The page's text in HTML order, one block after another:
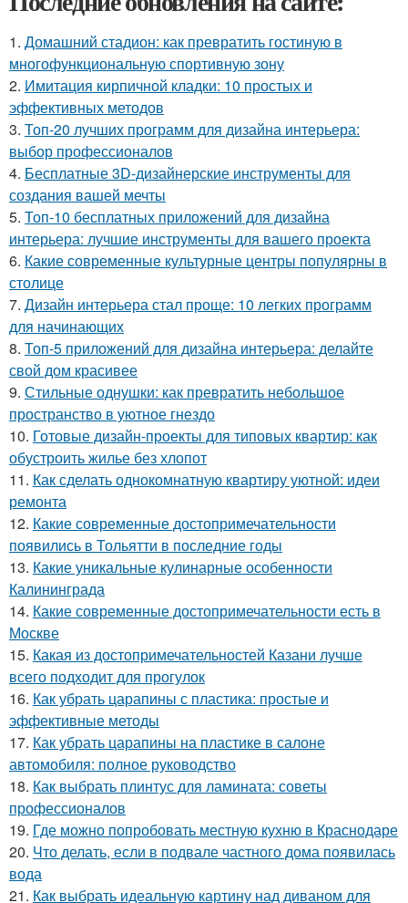
1. Домашний стадион: как превратить гостиную в
многофункциональную спортивную зону
2. Имитация кирпичной кладки: 10 простых и
эффективных методов
3. Топ-20 лучших программ для дизайна интерьера:
выбор профессионалов
4. Бесплатные 3D-дизайнерские инструменты для
создания вашей мечты
5. Топ-10 бесплатных приложений для дизайна
интерьера: лучшие инструменты для вашего проекта
6. Какие современные культурные центры популярны в
столице
7. Дизайн интерьера стал проще: 10 легких программ
для начинающих
8. Топ-5 приложений для дизайна интерьера: делайте
свой дом красивее
9. Стильные однушки: как превратить небольшое
пространство в уютное гнездо
10. Готовые дизайн-проекты для типовых квартир: как
обустроить жилье без хлопот
11. Как сделать однокомнатную квартиру уютной: идеи
ремонта
12. Какие современные достопримечательности
появились в Тольятти в последние годы
13. Какие уникальные кулинарные особенности
Калининграда
14. Какие современные достопримечательности есть в
Москве
15. Какая из достопримечательностей Казани лучше
всего подходит для прогулок
16. Как убрать царапины с пластика: простые и
эффективные методы
17. Как убрать царапины на пластике в салоне
автомобиля: полное руководство
18. Как выбрать плинтус для ламината: советы
профессионалов
19. Где можно попробовать местную кухню в Краснодаре
20. Что делать, если в подвале частного дома появилась
вода
21. Как выбрать идеальную картину над диваном для